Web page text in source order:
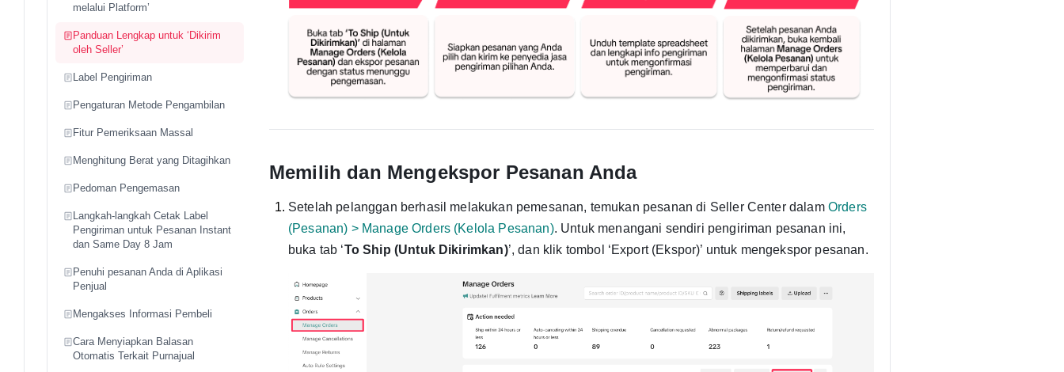
melalui Platform’
Panduan Lengkap untuk ‘Dikirim
oleh Seller’
Label Pengiriman
Pengaturan Metode Pengambilan
Fitur Pemeriksaan Massal
Menghitung Berat yang Ditagihkan
Pedoman Pengemasan
Langkah-langkah Cetak Label
Pengiriman untuk Pesanan Instant
dan Same Day 8 Jam
Penuhi pesanan Anda di Aplikasi
Penjual
Mengakses Informasi Pembeli
Cara Menyiapkan Balasan
Otomatis Terkait Purnajual
Memilih dan Mengekspor Pesanan Anda
Setelah pelanggan berhasil melakukan pemesanan, temukan pesanan di Seller Center dalam Orders
(Pesanan) > Manage Orders (Kelola Pesanan). Untuk menangani sendiri pengiriman pesanan ini,
buka tab ‘To Ship (Untuk Dikirimkan)’, dan klik tombol ‘Export (Ekspor)’ untuk mengekspor pesanan.